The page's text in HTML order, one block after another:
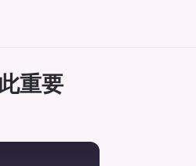
重要